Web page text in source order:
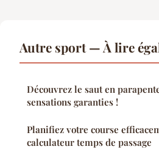
Autre sport — À lire
Découvrez le saut en
sensations garanties !
Planifiez votre course
calculateur temps de passage